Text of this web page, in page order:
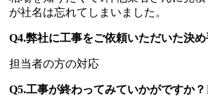
が社名は忘れてしまいました。
Q4.弊社に工事をご依頼いただいた決
担当者の方の対応
Q5.工事が終わってみていかがですか